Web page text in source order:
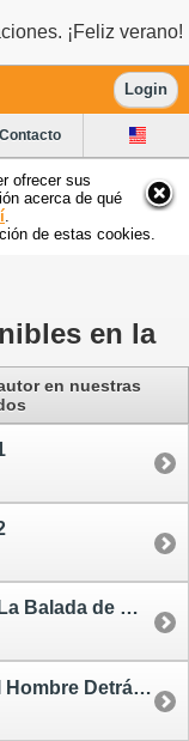
¡Feliz verano!
Login
Contacto
ofrecer sus
acerca de qué
de estas cookies.
en la
en nuestras
Plot 2.0 3. Thor de Simonson. La Balada de Bill Rayos Beta
Plot 2.0 4. Walter Simonson: El Hombre Detrás del Mito